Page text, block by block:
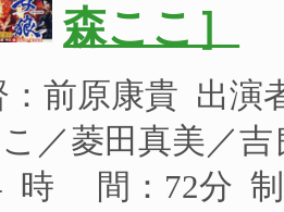
森ここ］
前原康貴 出演
／菱田真美／
時 間：72分 制